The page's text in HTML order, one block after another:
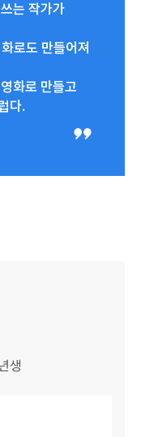
는 작가가
로도 만들어져
화로 만들고
다.
생